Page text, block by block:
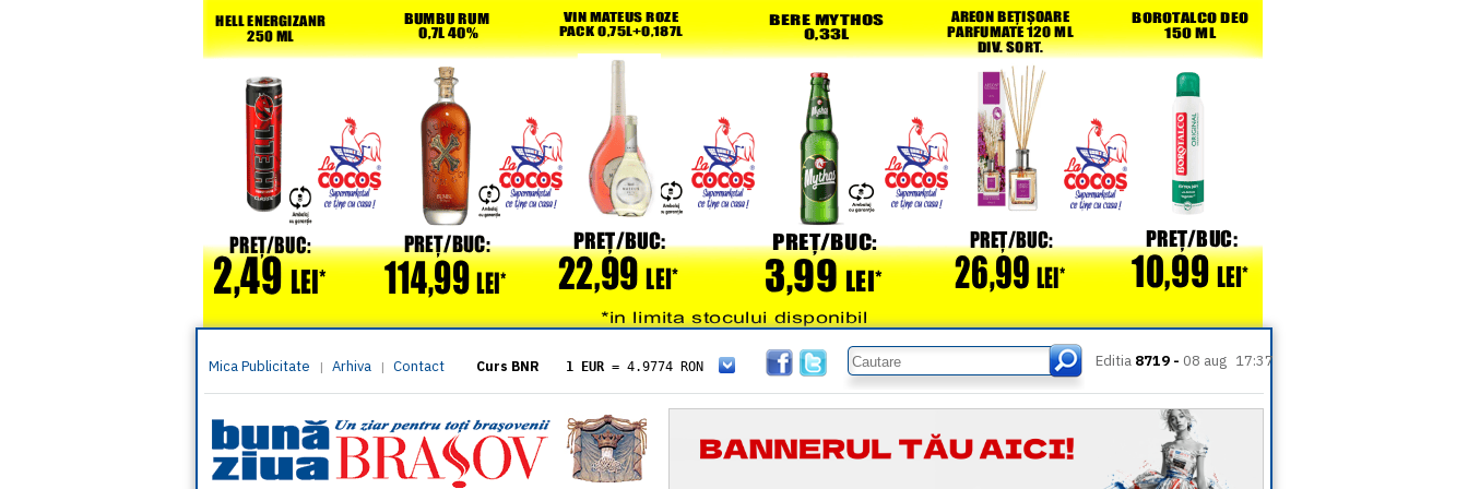
Mica Publicitate | Arhiva | Contact Curs BNR 1 EUR = 4.9774 RON
= 5.8304 RON
1 XAU= 464.4611 RON
1 AED= 1.1933 RON
1 AUD= 2.7957 RON
1 BGN= 2.5449 RON
Editia 8719 - 08 aug 17:37